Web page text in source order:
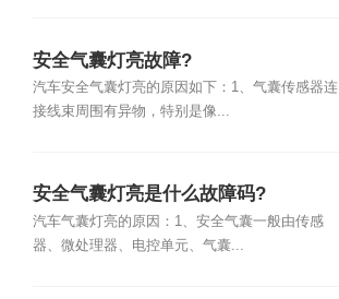
安全气囊灯亮故障?
汽车安全气囊灯亮的原因如下：1、气囊传感器连
接线束周围有异物，特别是像...
安全气囊灯亮是什么故障码?
汽车气囊灯亮的原因：1、安全气囊一般由传感
器、微处理器、电控单元、气囊...